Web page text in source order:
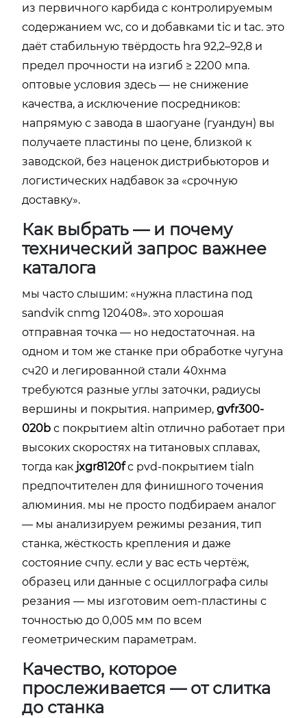
из первичного карбида с контролируемым
содержанием wc, co и добавками tic и tac. это
даёт стабильную твёрдость hra 92,2–92,8 и
предел прочности на изгиб ≥ 2200 мпа.
оптовые условия здесь — не снижение
качества, а исключение посредников:
напрямую с завода в шаогуане (гуандун) вы
получаете пластины по цене, близкой к
заводской, без наценок дистрибьюторов и
логистических надбавок за «срочную
доставку».
Как выбрать — и почему
технический запрос важнее
каталога
мы часто слышим: «нужна пластина под
sandvik cnmg 120408». это хорошая
отправная точка — но недостаточная. на
одном и том же станке при обработке чугуна
сч20 и легированной стали 40хнма
требуются разные углы заточки, радиусы
вершины и покрытия. например, gvfr300-
020b с покрытием altin отлично работает при
высоких скоростях на титановых сплавах,
тогда как jxgr8120fс pvd-покрытием tialn
предпочтителен для финишного точения
алюминия. мы не просто подбираем аналог
— мы анализируем режимы резания, тип
станка, жёсткость крепления и даже
состояние счпу. если у вас есть чертёж,
образец или данные с осциллографа силы
резания — мы изготовим oem-пластины с
точностью до 0,005 мм по всем
геометрическим параметрам.
Качество, которое
прослеживается — от слитка
до станка